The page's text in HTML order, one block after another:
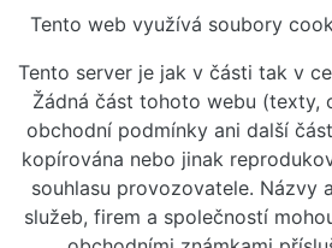
Tento web využívá soubory
Tento server je jak v části tak v
Žádná část tohoto webu (texty,
obchodní podmínky ani další
kopírována nebo jinak
souhlasu provozovatele. Názvy
služeb, firem a společností